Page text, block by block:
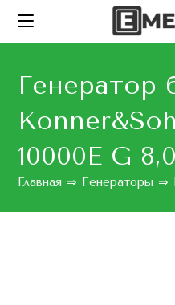
Генератор
10000E G
Главная ⇒ Генераторы ⇒